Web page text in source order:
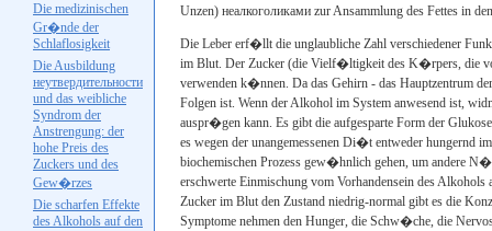
Die medizinischen
Gr�nde der
Schlaflosigkeit
Die Ausbildung
неутвердительности
und das weibliche
Syndrom der
Anstrengung: der
hohe Preis des
Zuckers und des
Gew�rzes
Die scharfen Effekte
des Alkohols auf den
Unzen) неалкоголиками zur Ansammlung des Fettes in
Die Leber erf�llt die unglaubliche Zahl verschiedener
im Blut. Der Zucker (die Vielf�ltigkeit des K�rpers, die
verwenden k�nnen. Da das Gehirn - das Hauptzentrum
Folgen ist. Wenn der Alkohol im System anwesend ist,
auspr�gen kann. Es gibt die aufgesparte Form der
es wegen der unangemessenen Di�t entweder hungernd
biochemischen Prozess gew�hnlich gehen, um andere
erschwerte Einmischung vom Vorhandensein des
Zucker im Blut den Zustand niedrig-normal gibt es die
Symptome nehmen den Hunger, die Schw�che, die